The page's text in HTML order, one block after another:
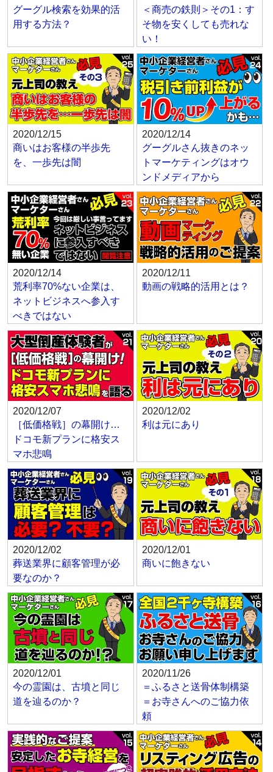
グーグル検索を効果的活
用する方法？
＜商売の鉄則＞その1：す
そ物を安くしても売れな
い！
2020/12/15
商いはお客様の半歩先
を、一歩先は闇
2020/12/14
グーグルさん抜きのネッ
トマーケティングはオウ
ンドメディアから
2020/12/14
荒利率70%ない企業は、
ネットビジネスへ参入す
べきではない
2020/12/11
動画の戦略的活用とは？
2020/12/07
［低価格戦］の幕開け…
ドコモ新プランに格安ス
マホ悲鳴
2020/12/02
利は元にあり
2020/12/02
葬送業界に顧客管理が必
要なのか？
2020/12/01
商いに飽きない
2020/12/01
今の霊園は、古墳と同じ
道を辿るのか？
2020/11/26
＝ふるさと送骨体制構築
＝お寺さんへのご協力依
頼